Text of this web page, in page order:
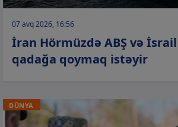
07 avq 2026, 16:56
İran Hörmüzdə ABŞ və
qadağa qoymaq istəyir
DÜNYA